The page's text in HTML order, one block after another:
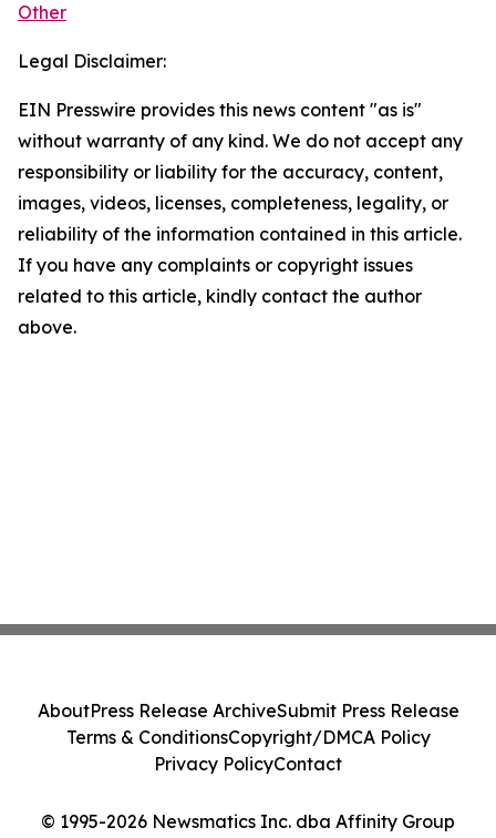
Other
Legal Disclaimer:
EIN Presswire provides this news content "as is"
without warranty of any kind. We do not accept any
responsibility or liability for the accuracy, content,
images, videos, licenses, completeness, legality, or
reliability of the information contained in this article.
If you have any complaints or copyright issues
related to this article, kindly contact the author
above.
© 1995-2026 Newsmatics Inc. dba Affinity Group
AboutPress Release ArchiveSubmit Press Release
Terms & ConditionsCopyright/DMCA Policy
Privacy PolicyContact